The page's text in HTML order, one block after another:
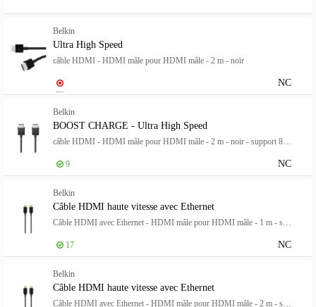
Belkin
Ultra High Speed
câble HDMI - HDMI mâle pour HDMI mâle - 2 m - noir
NC
Belkin
BOOST CHARGE - Ultra High Speed
NC
9
Belkin
Câble HDMI haute vitesse avec Ethernet
NC
17
Belkin
Câble HDMI haute vitesse avec Ethernet